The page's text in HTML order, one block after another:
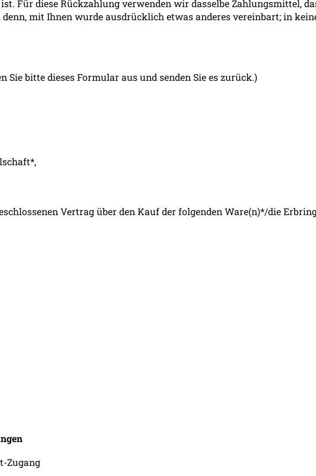
Für diese Rückzahlung verwenden wir dasselbe Zahlungsmittel,
mit Ihnen wurde ausdrücklich etwas anderes vereinbart; in
bitte dieses Formular aus und senden Sie es zurück.)
Vertrag über den Kauf der folgenden Ware(n)*/die
Zugang